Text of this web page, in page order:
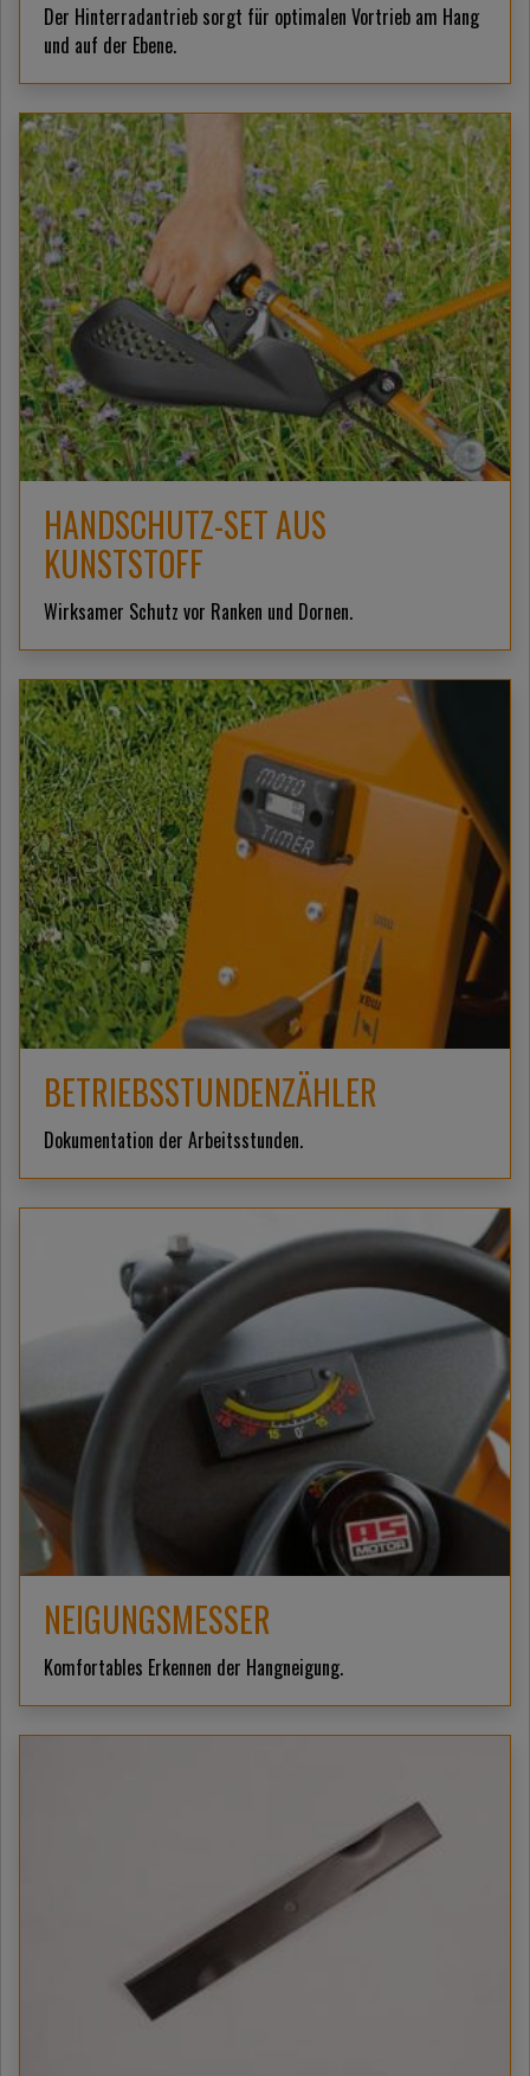
Der Hinterradantrieb sorgt für optimalen Vortrieb am Hang
und auf der Ebene.
HANDSCHUTZ-SET AUS
KUNSTSTOFF
Wirksamer Schutz vor Ranken und Dornen.
BETRIEBSSTUNDENZÄHLER
Dokumentation der Arbeitsstunden.
NEIGUNGSMESSER
Komfortables Erkennen der Hangneigung.